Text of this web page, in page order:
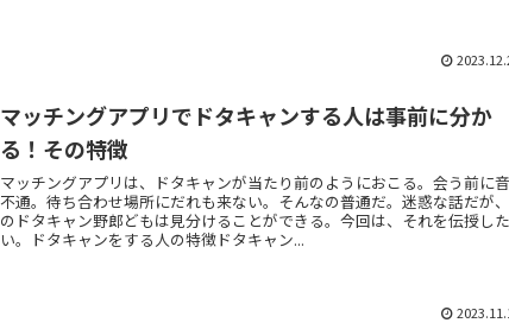
マッチングアプリでドタキャンする人は事前に分か
る！その特徴
マッチングアプリは、ドタキャンが当たり前のようにおこる。会う前に
不通。待ち合わせ場所にだれも来ない。そんなの普通だ。迷惑な話だが
のドタキャン野郎どもは見分けることができる。今回は、それを伝授した
い。ドタキャンをする人の特徴ドタキャン...